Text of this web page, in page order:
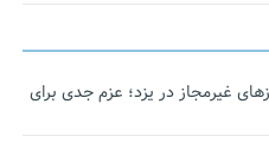
غیرمجاز در یزد؛ عزم جدی برای